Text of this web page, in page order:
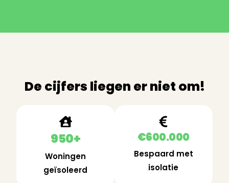
De cijfers liegen er niet om!
950+
Woningen
geïsoleerd
€600.000
Bespaard met
isolatie